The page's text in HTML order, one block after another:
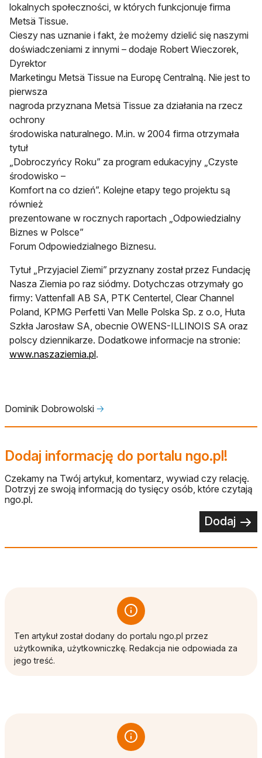
lokalnych społeczności, w których funkcjonuje firma
Metsä Tissue.
Cieszy nas uznanie i fakt, że możemy dzielić się naszymi
doświadczeniami z innymi – dodaje Robert Wieczorek,
Dyrektor
Marketingu Metsä Tissue na Europę Centralną. Nie jest to
pierwsza
nagroda przyznana Metsä Tissue za działania na rzecz
ochrony
środowiska naturalnego. M.in. w 2004 firma otrzymała
tytuł
„Dobroczyńcy Roku” za program edukacyjny „Czyste
środowisko –
Komfort na co dzień”. Kolejne etapy tego projektu są
również
prezentowane w rocznych raportach „Odpowiedzialny
Biznes w Polsce”
Forum Odpowiedzialnego Biznesu.
Tytuł „Przyjaciel Ziemi” przyznany został przez Fundację
Nasza Ziemia po raz siódmy. Dotychczas otrzymały go
firmy: Vattenfall AB SA, PTK Centertel, Clear Channel
Poland, KPMG Perfetti Van Melle Polska Sp. z o.o, Huta
Szkła Jarosław SA, obecnie OWENS-ILLINOIS SA oraz
polscy dziennikarze. Dodatkowe informacje na stronie:
www.naszaziemia.pl.
Dominik Dobrowolski 🡢
Dodaj informację do portalu ngo.pl!
Czekamy na Twój artykuł, komentarz, wywiad czy relację.
Dotrzyj ze swoją informacją do tysięcy osób, które czytają
ngo.pl.
Dodaj
Ten artykuł został dodany do portalu ngo.pl przez
użytkownika, użytkowniczkę. Redakcja nie odpowiada za
jego treść.